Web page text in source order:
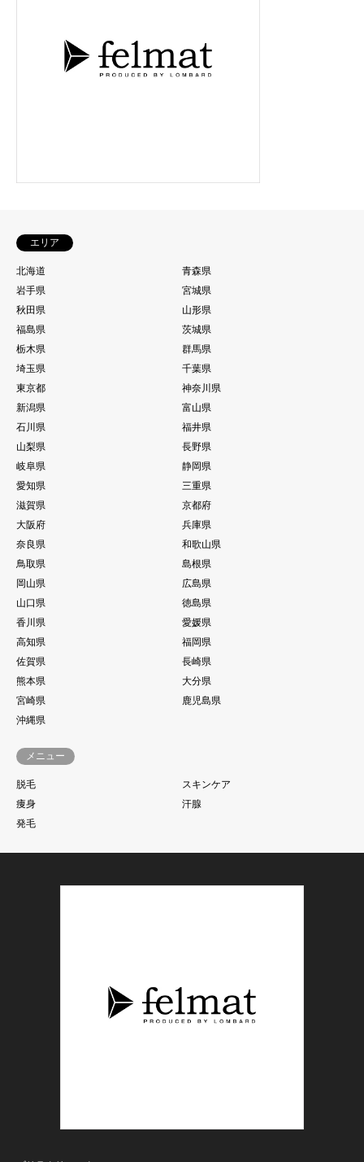
エリア
北海道
青森県
岩手県
宮城県
秋田県
山形県
福島県
茨城県
栃木県
群馬県
埼玉県
千葉県
東京都
神奈川県
新潟県
富山県
石川県
福井県
山梨県
長野県
岐阜県
静岡県
愛知県
三重県
滋賀県
京都府
大阪府
兵庫県
奈良県
和歌山県
鳥取県
島根県
岡山県
広島県
山口県
徳島県
香川県
愛媛県
高知県
福岡県
佐賀県
長崎県
熊本県
大分県
宮崎県
鹿児島県
沖縄県
メニュー
脱毛
スキンケア
痩身
汗腺
発毛